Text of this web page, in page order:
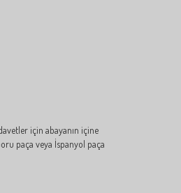
için abayanın içine
paça veya İspanyol paça